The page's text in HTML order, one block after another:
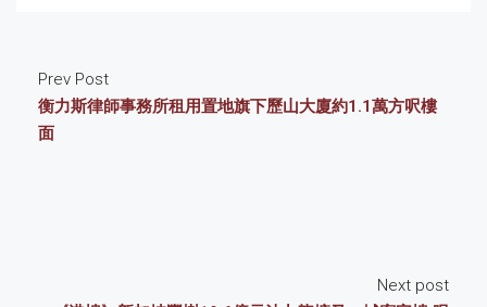
Prev Post
衡力斯律師事務所租用置地旗下歷山大廈約1.1萬方呎樓
面
Next post